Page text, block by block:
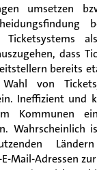
umsetzen
Ticketsystems
dass
bereits
von
Ineffizient und
Kommunen
Wahrscheinlich
Mail-Adressen